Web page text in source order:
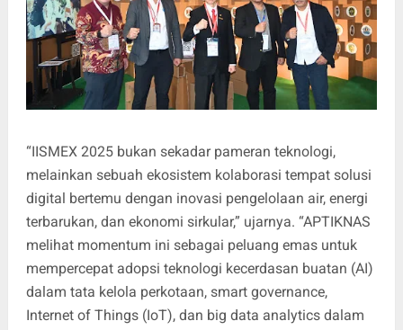
“IISMEX 2025 bukan sekadar pameran teknologi,
melainkan sebuah ekosistem kolaborasi tempat solusi
digital bertemu dengan inovasi pengelolaan air, energi
terbarukan, dan ekonomi sirkular,” ujarnya. “APTIKNAS
melihat momentum ini sebagai peluang emas untuk
mempercepat adopsi teknologi kecerdasan buatan (AI)
dalam tata kelola perkotaan, smart governance,
Internet of Things (IoT), dan big data analytics dalam